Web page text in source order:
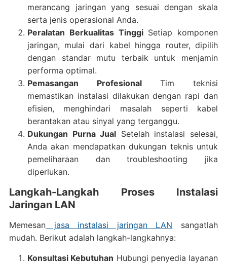
merancang jaringan yang sesuai dengan skala
serta jenis operasional Anda.
Peralatan Berkualitas TinggiSetiap komponen
jaringan, mulai dari kabel hingga router, dipilih
dengan standar mutu terbaik untuk menjamin
performa optimal.
Pemasangan ProfesionalTim teknisi
memastikan instalasi dilakukan dengan rapi dan
efisien, menghindari masalah seperti kabel
berantakan atau sinyal yang terganggu.
Dukungan Purna Jual Setelah instalasi selesai,
Anda akan mendapatkan dukungan teknis untuk
pemeliharaan dan troubleshooting jika
diperlukan.
Langkah-Langkah Proses Instalasi
Jaringan LAN
Memesanjasa instalasi jaringan LAN sangatlah
mudah. Berikut adalah langkah-langkahnya:
Konsultasi Kebutuhan Hubungi penyedia layanan